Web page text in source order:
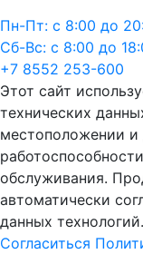
Пн-Пт: с 8:00 до
Сб-Вс: с 8:00 до
+7 8552 253-600
Этот сайт
технических
местоположении и
обслуживания.
автоматически
данных технологий.
Согласиться